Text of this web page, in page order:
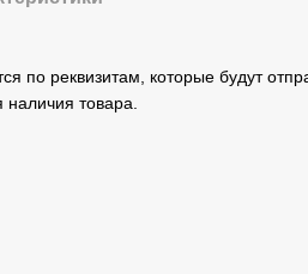
по реквизитам, которые будут
товара.